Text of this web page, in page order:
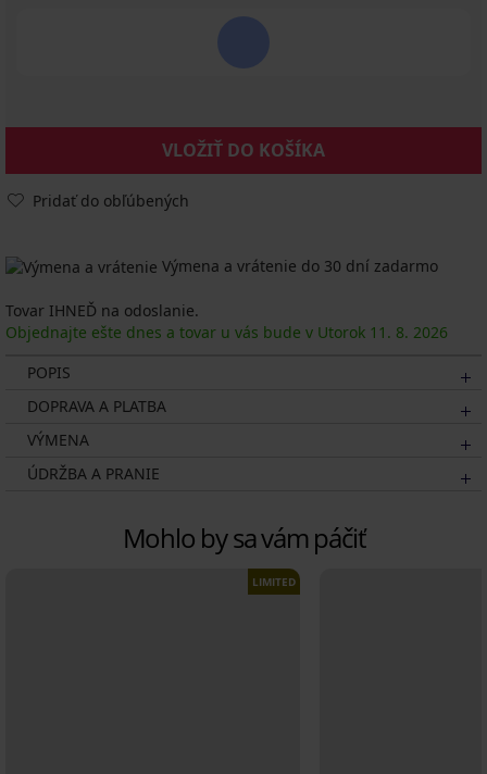
VLOŽIŤ DO KOŠÍKA
Pridať do obľúbených
Výmena a vrátenie do 30 dní zadarmo
Tovar IHNEĎ na odoslanie.
Objednajte ešte dnes a tovar u vás bude v Utorok 11. 8. 2026
POPIS
DOPRAVA A PLATBA
VÝMENA
ÚDRŽBA A PRANIE
Mohlo by sa vám páčiť
LIMITED